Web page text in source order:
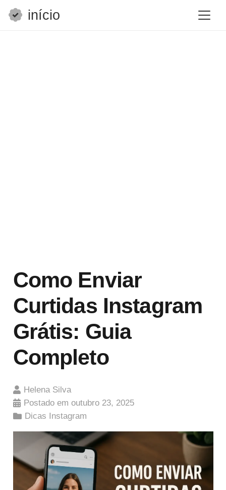
início
Como Enviar
Curtidas Instagram
Grátis: Guia
Completo
Helena Silva
Postado emoutubro 23, 2025
Dicas Instagram